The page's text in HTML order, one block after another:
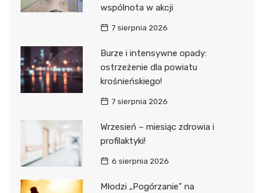
wspólnota w akcji
7 sierpnia 2026
Burze i intensywne opady:
ostrzeżenie dla powiatu
krośnieńskiego!
7 sierpnia 2026
Wrzesień – miesiąc zdrowia i
profilaktyki!
6 sierpnia 2026
Młodzi „Pogórzanie” na